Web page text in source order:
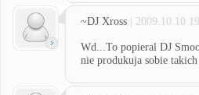
~DJ Xross | 2009.10.10
Wd...To popieral DJ
nie produkuja sobie